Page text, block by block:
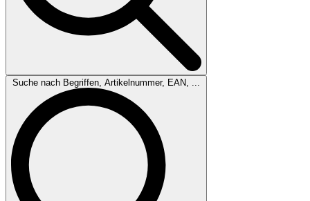
Suche nach Begriffen, Artikelnummer, EAN, ...